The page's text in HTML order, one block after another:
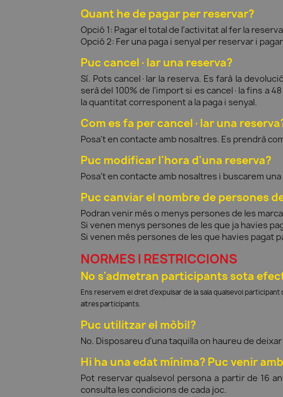
Quant he de pagar per reservar?
Opció 1: Pagar el total de l'activitat al fer la
Opció 2: Fer una paga i senyal per reservar i
Puc cancel·lar una reserva?
Sí. Pots cancel·lar la reserva. Es farà la
serà del 100% de l'import si es cancel·la fins a
la quantitat corresponent a la paga i senyal.
Com es fa per cancel·lar una
Posa't en contacte amb nosaltres. Es prendrà
Puc modificar l'hora d'una reserva?
Posa't en contacte amb nosaltres i buscarem
Puc canviar el nombre de persones
Podran venir més o menys persones de les
Si venen menys persones de les que ja havies
Si venen més persones de les que havies
NORMES I RESTRICCIONS
No s'admetran participants sota
Ens reservem el dret d'expulsar de la sala qualsevol
altres participants.
Puc utilitzar el mòbil?
No. Disposareu d'una taquilla on haureu de
Hi ha una edat mínima? Puc venir
Pot reservar qualsevol persona a partir de 16
consulta les condicions de cada joc.